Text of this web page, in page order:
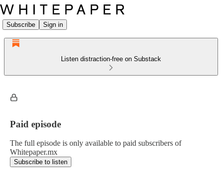
Subscribe Sign in
Listen distraction-free on Substack
Paid episode
The full episode is only available to paid subscribers of
Whitepaper.mx
Subscribe to listen